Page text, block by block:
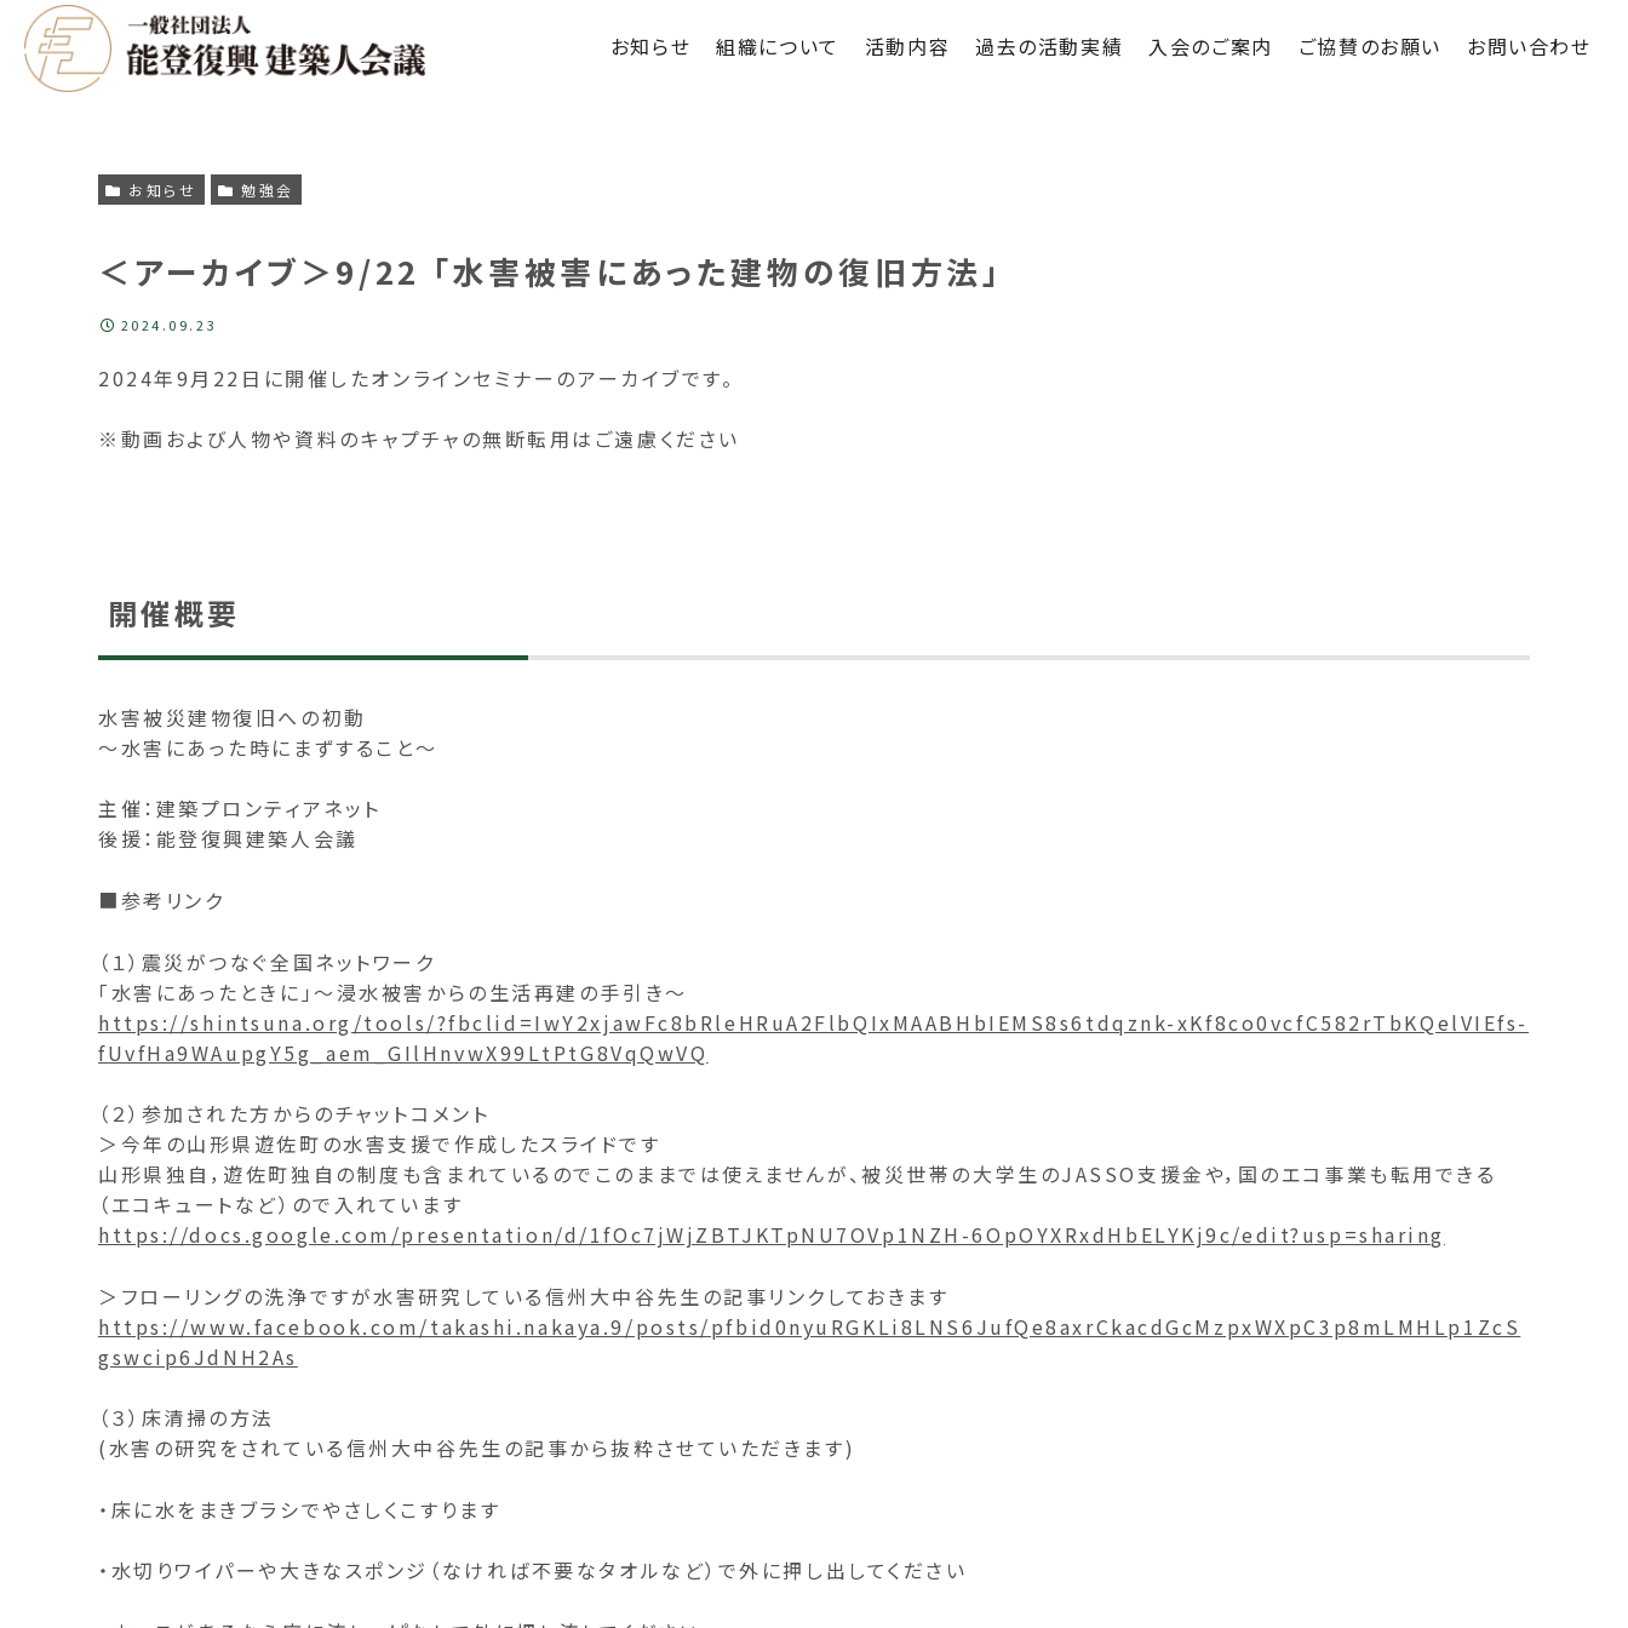
お知らせ 組織について 活動内容 過去の活動実績 入会のご案内 ご協賛のお願い お問い合わせ
＜アーカイブ＞9/22 「水害被害にあった建物の復旧方法」
2024.09.23
お知らせ 勉強会
2024年9月22日に開催したオンラインセミナーのアーカイブです。
※動画および人物や資料のキャプチャの無断転用はご遠慮ください
開催概要
水害被災建物復旧への初動
～水害にあった時にまずすること～
主催：建築プロンティアネット
後援：能登復興建築人会議
■参考リンク
（１）震災がつなぐ全国ネットワーク
「水害にあったときに」～浸水被害からの生活再建の手引き～
https://shintsuna.org/tools/?fbclid=IwY2xjawFc8bRleHRuA2FlbQIxMAABHbIEMS8s6tdqznk-xKf8co0vcfC582rTbKQelVIEfs-
fUvfHa9WAupgY5g_aem_GIlHnvwX99LtPtG8VqQwVQ
（２）参加された方からのチャットコメント
＞今年の山形県遊佐町の水害支援で作成したスライドです
山形県独自，遊佐町独自の制度も含まれているのでこのままでは使えませんが、被災世帯の大学生のJASSO支援金や，国のエコ事業も転用できる
（エコキュートなど）ので入れています
https://docs.google.com/presentation/d/1fOc7jWjZBTJKTpNU7OVp1NZH-6OpOYXRxdHbELYKj9c/edit?usp=sharing
＞フローリングの洗浄ですが水害研究している信州大中谷先生の記事リンクしておきます
https://www.facebook.com/takashi.nakaya.9/posts/pfbid0nyuRGKLi8LNS6JufQe8axrCkacdGcMzpxWXpC3p8mLMHLp1ZcS
gswcip6JdNH2As
（３）床清掃の方法
(水害の研究をされている信州大中谷先生の記事から抜粋させていただきます)
・床に水をまきブラシでやさしくこすります
・水切りワイパーや大きなスポンジ（なければ不要なタオルなど）で外に押し出してください